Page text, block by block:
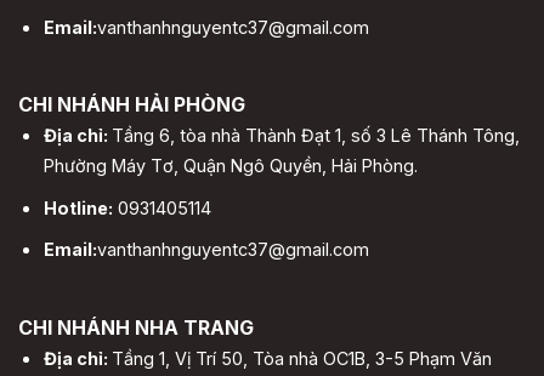
Email:vanthanhnguyentc37@gmail.com
CHI NHÁNH HẢI PHÒNG
Địa chỉ: Tầng 6, tòa nhà Thành Đạt 1, số 3 Lê Thánh Tông,
Phường Máy Tơ, Quận Ngô Quyền, Hải Phòng.
Hotline: 0931405114
Email:vanthanhnguyentc37@gmail.com
CHI NHÁNH NHA TRANG
Địa chỉ: Tầng 1, Vị Trí 50, Tòa nhà OC1B, 3-5 Phạm Văn